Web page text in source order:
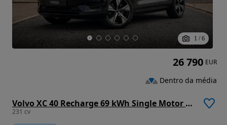
1 / 6
Volvo XC 40 Recharge 69 kWh Single Motor Plus
231 cv
26 790 EUR
Dentro da média